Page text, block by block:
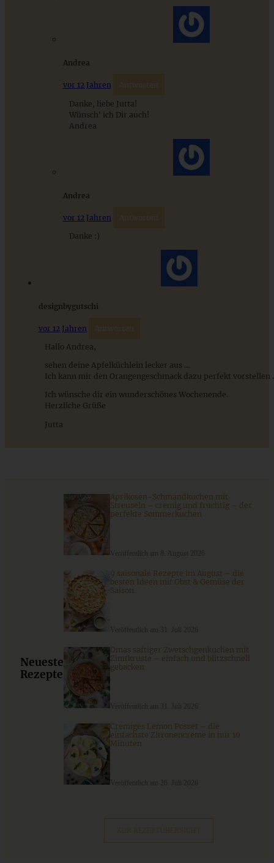
Saftige Kürbis-Muffins mit Pekan-Streuseln
Apfel-Walnusskuchen mit karamellisierten Walnüssen
“Köstlich backen mit Äpfeln” – mein zweites Buch und
saftiger Apfel-Walnuss-Streusel-Kuchen
Mediterran gewürztes Gemüse auf cremigem Tahini-
Aprikosen-Schmandkuchen mit Streuseln - cremig und
fruchtig - der perfekte Sommerkuchen
Andrea
vor 12 Jahren Antworten
Danke, liebe Jutta!
Wünsch' ich Dir auch!
Andrea
Andrea
vor 12 Jahren Antworten
Danke :)
designbygutschi
vor 12 Jahren Antworten
Hallo Andrea,
sehen deine Apfelküchlein lecker aus …
Ich kann mir den Orangengeschmack dazu perfekt vorstellen
Ich wünsche dir ein wunderschönes Wochenende.
Herzliche Grüße
Jutta
Neueste
Rezepte
Aprikosen-Schmandkuchen mit
Streuseln – cremig und fruchtig – der
perfekte Sommerkuchen
Veröffentlich am 8. August 2026
9 saisonale Rezepte im August – die
besten Ideen mit Obst & Gemüse der
Saison
Omas saftiger Zwetschgenkuchen mit
Zimtkruste – einfach und blitzschnell
gebacken
Veröffentlich am 31. Juli 2026
Cremiges Lemon Posset – die
einfachste Zitronencreme in nur 10
Minuten
Veröffentlich am 26. Juli 2026